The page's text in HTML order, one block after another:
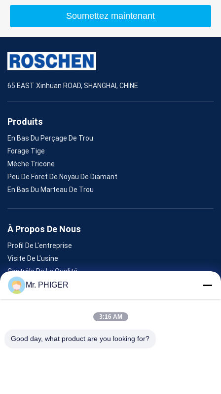
Soumettez maintenant
65 EAST Xinhuan ROAD, SHANGHAI, CHINE
Produits
En Bas Du Perçage De Trou
Forage Tige
Mèche Tricone
Peu De Foret De Noyau De Diamant
En Bas Du Marteau De Trou
À Propos De Nous
Profil De L'entreprise
Visite De L'usine
Contrôle De La Qualité
Plan Du Site
Événements
Mr. PHIGER
3:16 AM
Good day, what product are you looking for?